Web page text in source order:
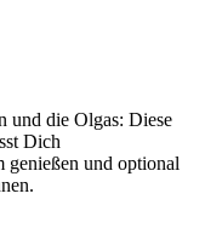
und die Olgas: Diese
Dich
genießen und optional